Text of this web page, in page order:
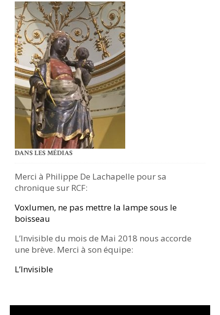
DANS LES MÉDIAS
Merci à Philippe De Lachapelle pour sa
chronique sur RCF:
Voxlumen, ne pas mettre la lampe sous le
boisseau
L’Invisible du mois de Mai 2018 nous accorde
une brève. Merci à son équipe:
L’Invisible